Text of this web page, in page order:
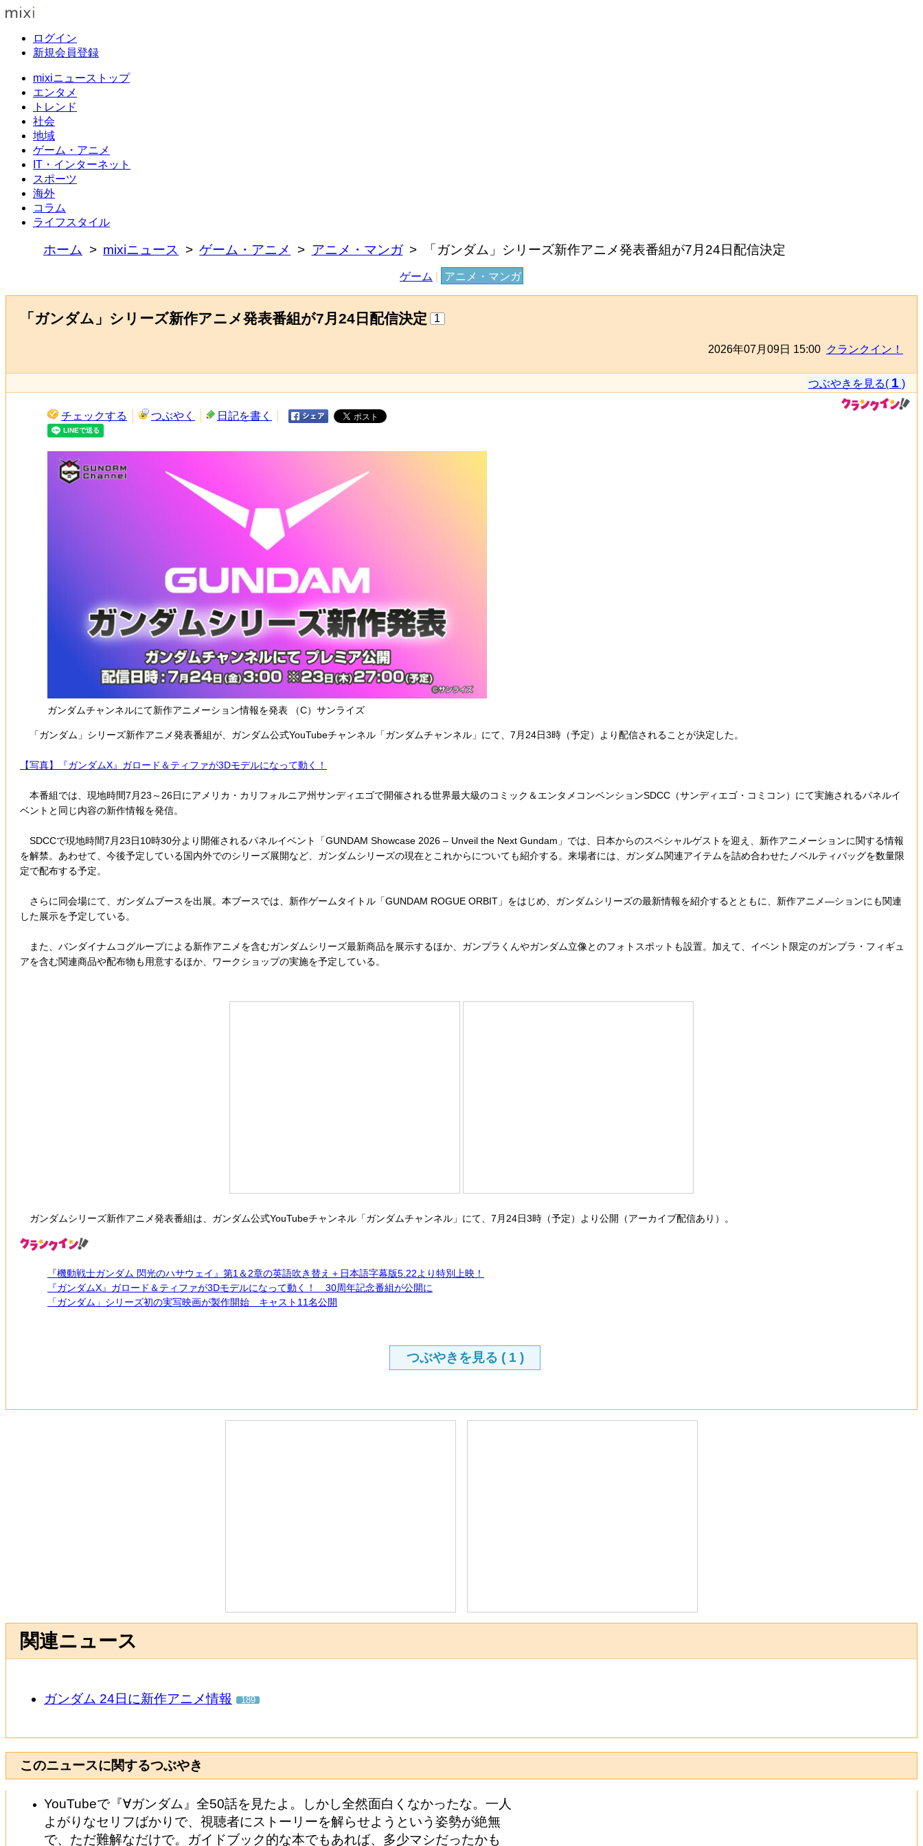
ログイン
新規会員登録
mixiニューストップ
エンタメ
トレンド
社会
地域
ゲーム・アニメ
IT・インターネット
スポーツ
海外
コラム
ライフスタイル
ホーム mixiニュース ゲーム・アニメ アニメ・マンガ 「ガンダム」シリーズ新作アニメ発表番組が7月24日配信決定
ゲーム アニメ・マンガ
「ガンダム」シリーズ新作アニメ発表番組が7月24日配信決定 1
2026年07月09日 15:00 クランクイン！
つぶやきを見る( 1 )
チェックする つぶやく 日記を書く
ガンダムチャンネルにて新作アニメーション情報を発表 （C）サンライズ
「ガンダム」シリーズ新作アニメ発表番組が、ガンダム公式YouTubeチャンネル「ガンダムチャンネル」にて、7月24日3時（予定）より配信されることが決定した。
【写真】『ガンダムX』ガロード＆ティファが3Dモデルになって動く！
本番組では、現地時間7月23～26日にアメリカ・カリフォルニア州サンディエゴで開催される世界最大級のコミック＆エンタメコンベンションSDCC（サンディエゴ・コミコン）にて実施されるパネルイ
ベントと同じ内容の新作情報を発信。
SDCCで現地時間7月23日10時30分より開催されるパネルイベント「GUNDAM Showcase 2026 – Unveil the Next Gundam」では、日本からのスペシャルゲストを迎え、新作アニメーションに関する情報
を解禁。あわせて、今後予定している国内外でのシリーズ展開など、ガンダムシリーズの現在とこれからについても紹介する。来場者には、ガンダム関連アイテムを詰め合わせたノベルティバッグを数量限
定で配布する予定。
さらに同会場にて、ガンダムブースを出展。本ブースでは、新作ゲームタイトル「GUNDAM ROGUE ORBIT」をはじめ、ガンダムシリーズの最新情報を紹介するとともに、新作アニメ―ションにも関連
した展示を予定している。
また、バンダイナムコグループによる新作アニメを含むガンダムシリーズ最新商品を展示するほか、ガンプラくんやガンダム立像とのフォトスポットも設置。加えて、イベント限定のガンプラ・フィギュ
アを含む関連商品や配布物も用意するほか、ワークショップの実施を予定している。
ガンダムシリーズ新作アニメ発表番組は、ガンダム公式YouTubeチャンネル「ガンダムチャンネル」にて、7月24日3時（予定）より公開（アーカイブ配信あり）。
『機動戦士ガンダム 閃光のハサウェイ』第1＆2章の英語吹き替え＋日本語字幕版5.22より特別上映！
『ガンダムX』ガロード＆ティファが3Dモデルになって動く！ 30周年記念番組が公開に
「ガンダム」シリーズ初の実写映画が製作開始 キャスト11名公開
つぶやきを見る ( 1 )
関連ニュース
ガンダム 24日に新作アニメ情報 189
このニュースに関するつぶやき
YouTubeで『∀ガンダム』全50話を見たよ。しかし全然面白くなかったな。一人
よがりなセリフばかりで、視聴者にストーリーを解らせようという姿勢が絶無
で、ただ難解なだけで。ガイドブック的な本でもあれば、多少マシだったかも